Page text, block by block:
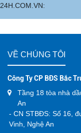
24H.COM.VN:
Đất Xanh Bắc
Trung Bộ tiếp
Thương hiệu
VỀ CHÚNG TÔI
Công Ty CP BĐS Bắc
Tầng 18 tòa nhà
An
- CN STBĐS: Số 16,
Vinh, Nghệ An